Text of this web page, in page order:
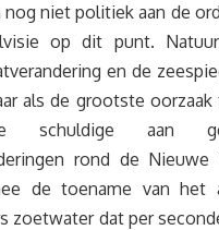
nog niet politiek aan de
op dit punt.
en de
als de grootste
schuldige aan
rond de Nieuwe
de toename van het
zoetwater dat per